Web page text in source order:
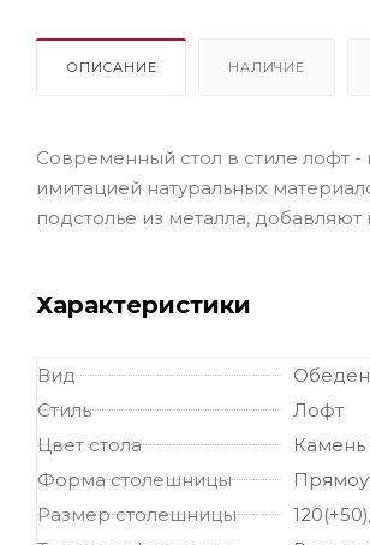
ОПИСАНИЕ НАЛИЧИЕ
Современный стол в стиле лофт
имитацией натуральных
подстолье из металла,
Характеристики
Вид
Стиль
Лофт
Цвет стола
Форма столешницы
Размер столешницы